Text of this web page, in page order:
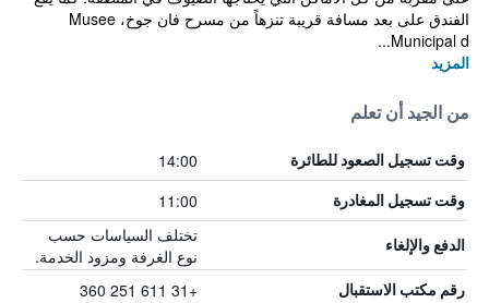
الفندق على بعد مسافة قريبة تنزهاً من مسرح فان جوخ، Musee
Municipal d...
المزيد
من الجيد أن تعلم
وقت تسجيل الصعود للطائرة 14:00
وقت تسجيل المغادرة 11:00
الدفع والإلغاء
تختلف السياسات حسب
نوع الغرفة ومزود الخدمة.
رقم مكتب الاستقبال +31 611 251 360